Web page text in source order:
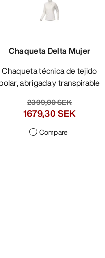
Chaqueta Delta Mujer
Chaqueta técnica de tejido
polar, abrigada y transpirable
2399,00 SEK
1679,30 SEK
Compare